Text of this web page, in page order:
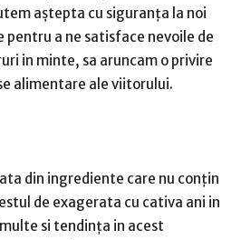
aștepta cu siguranța la noi
a ne satisface nevoile de
in minte, sa aruncam o privire
alimentare ale viitorului.
din ingrediente care nu conțin
de exagerata cu cativa ani in
si tendința in acest